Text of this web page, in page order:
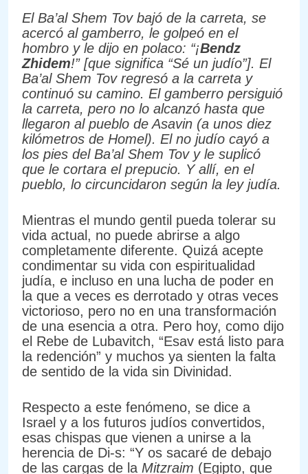
El Ba’al Shem Tov bajó de la carreta, se
acercó al gamberro, le golpeó en el
hombro y le dijo en polaco: “¡Bendz
Zhidem!” [que significa “Sé un judío”]. El
Ba’al Shem Tov regresó a la carreta y
continuó su camino. El gamberro persiguió
la carreta, pero no lo alcanzó hasta que
llegaron al pueblo de Asavin (a unos diez
kilómetros de Homel). El no judío cayó a
los pies del Ba’al Shem Tov y le suplicó
que le cortara el prepucio. Y allí, en el
pueblo, lo circuncidaron según la ley judía.
Mientras el mundo gentil pueda tolerar su
vida actual, no puede abrirse a algo
completamente diferente. Quizá acepte
condimentar su vida con espiritualidad
judía, e incluso en una lucha de poder en
la que a veces es derrotado y otras veces
victorioso, pero no en una transformación
de una esencia a otra. Pero hoy, como dijo
el Rebe de Lubavitch, “Esav está listo para
la redención” y muchos ya sienten la falta
de sentido de la vida sin Divinidad.
Respecto a este fenómeno, se dice a
Israel y a los futuros judíos convertidos,
esas chispas que vienen a unirse a la
herencia de Di-s: “Y os sacaré de debajo
de las cargas de la Mitzraim (Egipto, que